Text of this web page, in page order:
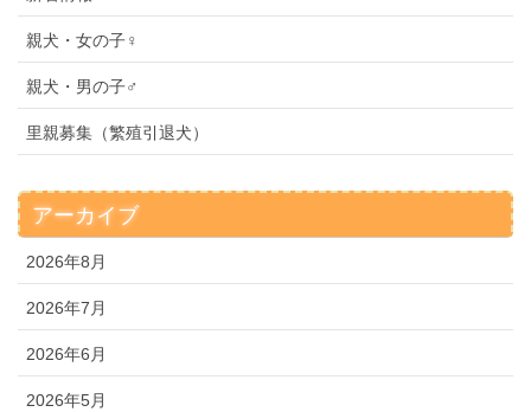
親犬・女の子♀
親犬・男の子♂
里親募集（繁殖引退犬）
アーカイブ
2026年8月
2026年7月
2026年6月
2026年5月